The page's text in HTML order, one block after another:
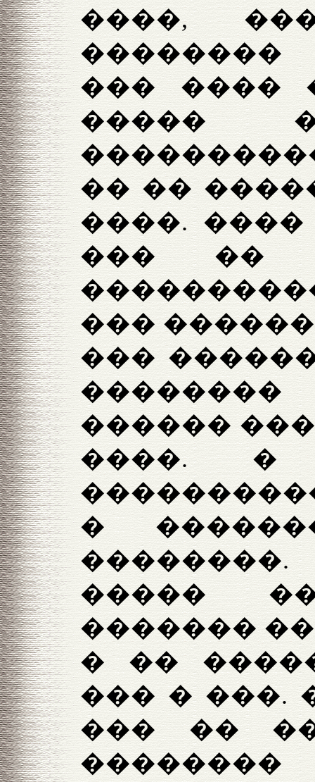
����,
��������
��� ����
�����
�� ��
����.
��� ��
���
���
��������
������
����. �
�
��������.
�����
�������
� ��
��� � ���.
��� ��